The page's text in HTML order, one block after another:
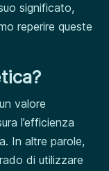
significato,
reperire queste
valore
l’efficienza
In altre parole,
di utilizzare